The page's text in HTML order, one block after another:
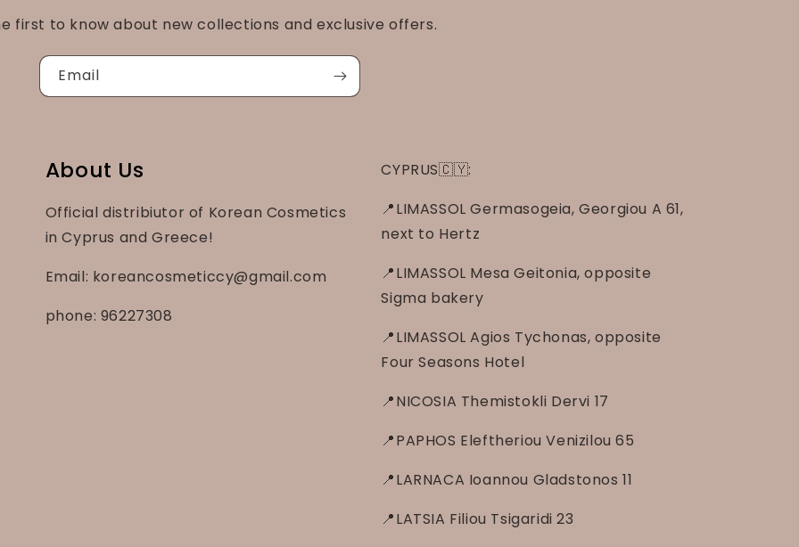
first to know about new collections and exclusive offers.
Email
About Us
Official distribiutor of Korean Cosmetics
in Cyprus and Greece!
Email: koreancosmeticcy@gmail.com
phone: 96227308
CYPRUS🇨🇾:
📍LIMASSOL Germasogeia, Georgiou A 61,
next to Hertz
📍LIMASSOL Mesa Geitonia, opposite
Sigma bakery
📍LIMASSOL Agios Tychonas, opposite
Four Seasons Hotel
📍NICOSIA Themistokli Dervi 17
📍PAPHOS Eleftheriou Venizilou 65
📍LARNACA Ioannou Gladstonos 11
📍LATSIA Filiou Tsigaridi 23